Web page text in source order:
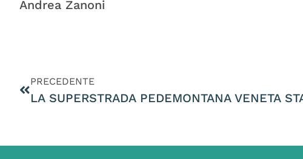
Andrea Zanoni
PRECEDENTE